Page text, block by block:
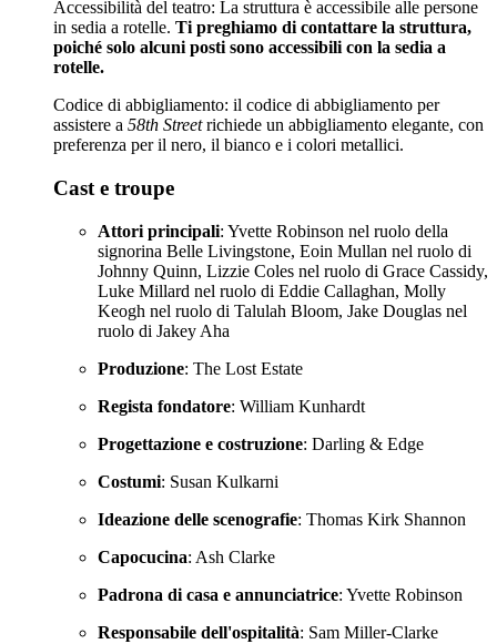
Accessibilità del teatro: La struttura è accessibile alle persone
in sedia a rotelle. Ti preghiamo di contattare la struttura,
poiché solo alcuni posti sono accessibili con la sedia a
rotelle.
Codice di abbigliamento: il codice di abbigliamento per
assistere a 58th Streetrichiede un abbigliamento elegante, con
preferenza per il nero, il bianco e i colori metallici.
Cast e troupe
Attori principali: Yvette Robinson nel ruolo della
signorina Belle Livingstone, Eoin Mullan nel ruolo di
Johnny Quinn, Lizzie Coles nel ruolo di Grace Cassidy,
Luke Millard nel ruolo di Eddie Callaghan, Molly
Keogh nel ruolo di Talulah Bloom, Jake Douglas nel
ruolo di Jakey Aha
Produzione: The Lost Estate
Regista fondatore: William Kunhardt
Progettazione e costruzione: Darling & Edge
Costumi: Susan Kulkarni
Ideazione delle scenografie: Thomas Kirk Shannon
Capocucina: Ash Clarke
Padrona di casa e annunciatrice: Yvette Robinson
Responsabile dell'ospitalità: Sam Miller-Clarke